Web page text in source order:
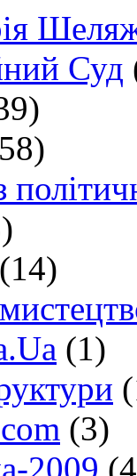
Суд
(14)
(1)
(3)
2009